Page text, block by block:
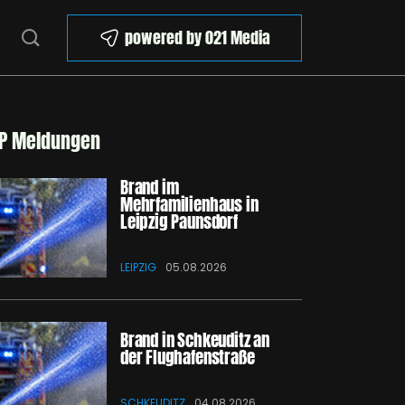
powered by 021 Media
Meldungen
Brand im
Mehrfamilienhaus in
Leipzig Paunsdorf
LEIPZIG 05.08.2026
Brand in Schkeuditz an
der Flughafenstraße